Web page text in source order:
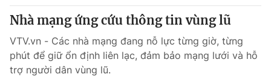
Tổng Biên tập:Vũ Thanh Thủy
Phó Tổng Biên tập:Nguyễn Thị Mỹ Hạnh, Phạm Quốc Thắng,
Nguyễn Trọng Ninh
Tổng đài VTV:024.38 355 931 - 024.38 355 932
Ðiện thoại Thời báo VTV:
Nhà mạng ứng cứu thông tin vùng lũ
VTV.vn - Các nhà mạng đang nỗ lực từng giờ, từng
phút để giữ ổn định liên lạc, đảm bảo mạng lưới và hỗ
trợ người dân vùng lũ.